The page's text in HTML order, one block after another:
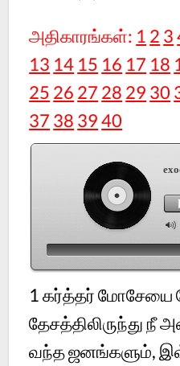
அதிகாரங்கள்: 1 2 3
13 14 15 16 17 18
25 26 27 28 29 30
37 38 3940
1கர்த்தர் மோசேயை
தேசத்திலிருந்து
வந்த ஜனங்களும்,